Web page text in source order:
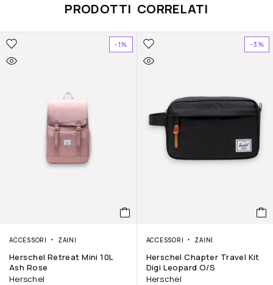
PRODOTTI CORRELATI
-1%
ACCESSORI ZAINI
Herschel Retreat Mini 10L
Ash Rose
Herschel
-3%
ACCESSORI ZAINI
Herschel Chapter Travel Kit
Digi Leopard O/S
Herschel